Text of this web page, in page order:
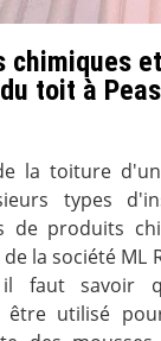
chimiques
toit à
la toiture
types
de produits
la société ML
faut savoir
être utilisé